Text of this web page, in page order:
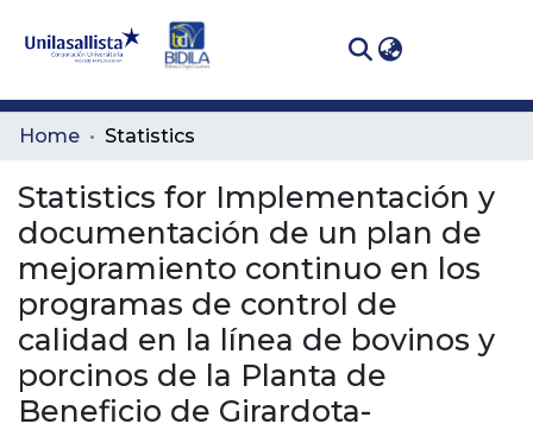
Communities
All of DSpace
Home Statistics
Statistics for Implementación y
documentación de un plan de
mejoramiento continuo en los
programas de control de
calidad en la línea de bovinos y
porcinos de la Planta de
Beneficio de Girardota-